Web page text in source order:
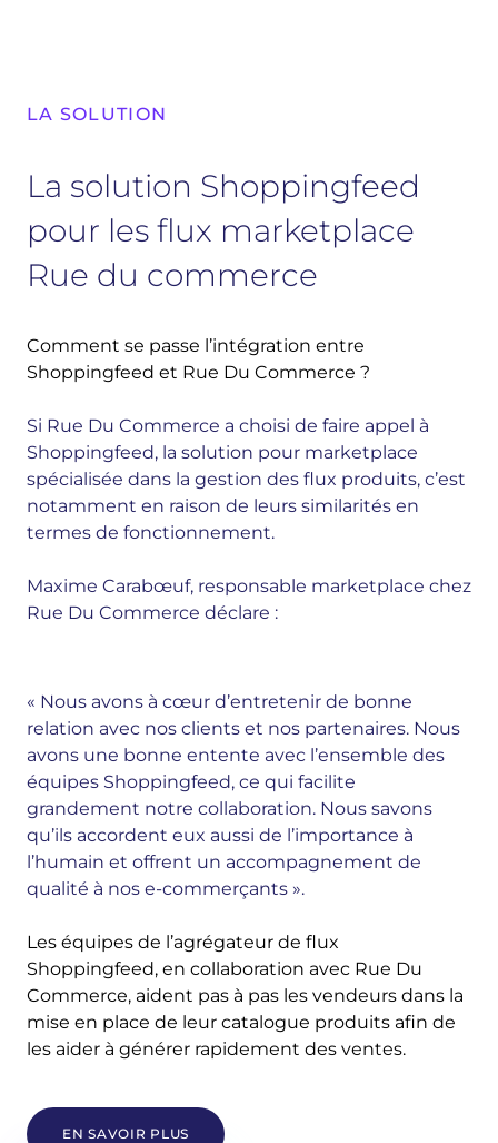
LA SOLUTION
La solution Shoppingfeed
pour les flux marketplace
Rue du commerce
Comment se passe l’intégration entre
Shoppingfeed et Rue Du Commerce ?
Si Rue Du Commerce a choisi de faire appel à
Shoppingfeed, la solution pour marketplace
spécialisée dans la gestion des flux produits, c’est
notamment en raison de leurs similarités en
termes de fonctionnement.
Maxime Carabœuf, responsable marketplace chez
Rue Du Commerce déclare :
« Nous avons à cœur d’entretenir de bonne
relation avec nos clients et nos partenaires. Nous
avons une bonne entente avec l’ensemble des
équipes Shoppingfeed, ce qui facilite
grandement notre collaboration. Nous savons
qu’ils accordent eux aussi de l’importance à
l’humain et offrent un accompagnement de
qualité à nos e-commerçants ».
Les équipes de l’agrégateur de flux
Shoppingfeed, en collaboration avec Rue Du
Commerce, aident pas à pas les vendeurs dans la
mise en place de leur catalogue produits afin de
les aider à générer rapidement des ventes.
EN SAVOIR PLUS